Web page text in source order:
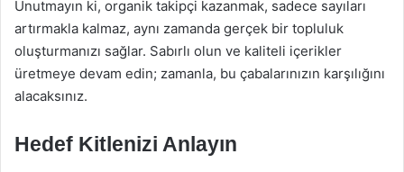
Unutmayın ki, organik takipçi kazanmak, sadece sayıları
artırmakla kalmaz, aynı zamanda gerçek bir topluluk
oluşturmanızı sağlar. Sabırlı olun ve kaliteli içerikler
üretmeye devam edin; zamanla, bu çabalarınızın karşılığını
alacaksınız.
Hedef Kitlenizi Anlayın